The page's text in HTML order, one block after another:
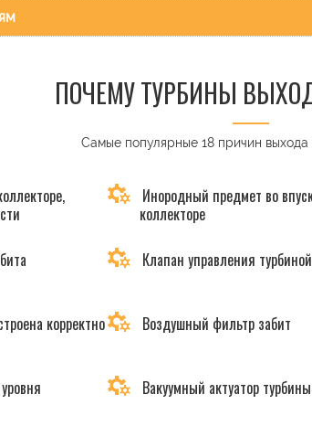
ПОЧЕМУ ТУРБИНЫ
Самые популярные 18 причин выхода
Инородный предмет во
коллекторе
Клапан управления
корректно Воздушный фильтр забит
Вакуумный актуатор